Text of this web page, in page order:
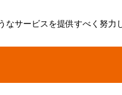
サービスを提供すべく努力